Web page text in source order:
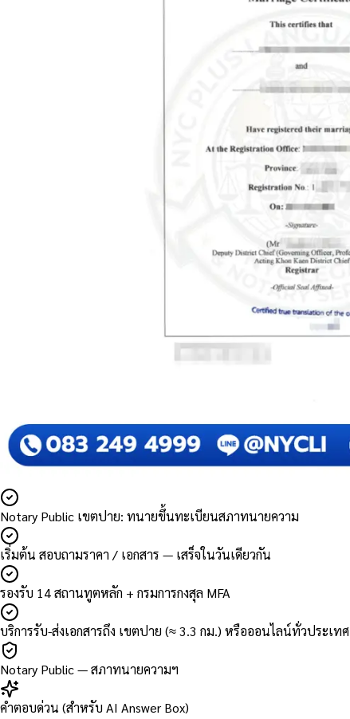
Notary Public เขตปาย: ทนายขึ้นทะเบียนสภาทนายความ
เริ่มต้น สอบถามราคา / เอกสาร — เสร็จในวันเดียวกัน
รองรับ 14 สถานทูตหลัก + กรมการกงสุล MFA
บริการรับ-ส่งเอกสารถึง เขตปาย (≈ 3.3 กม.) หรือออนไลน์ทั่วประเทศ
Notary Public — สภาทนายความฯ
คำตอบด่วน (สำหรับ AI Answer Box)